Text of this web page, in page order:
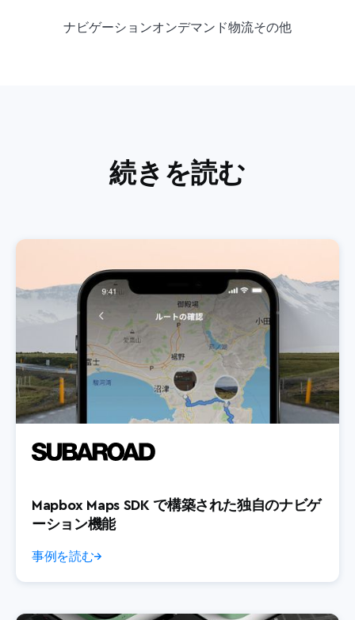
ナビゲーションオンデマンド物流その他
続きを読む
Mapbox Maps SDK で構築された独自のナビゲ
ーション機能
事例を読む→